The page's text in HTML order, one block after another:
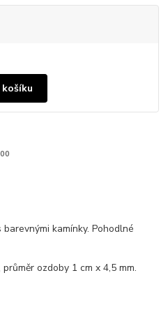
kamínky. Pohodlné
ozdoby 1 cm x 4,5 mm.